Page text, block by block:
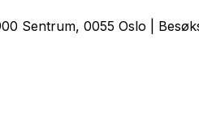
Sentrum, 0055 Oslo |